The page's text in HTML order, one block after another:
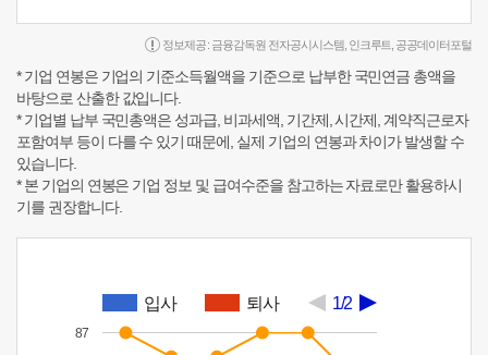
정보제공 : 금융감독원 전자공시시스템, 인크루트 공공데이터포털
* 기업 연봉은 기업의 기준소득월액을 기준으로 납부한 국민연금 총액을
바탕으로 산출한 값입니다.
* 기업별 납부 국민총액은 성과급, 비과세액, 기간제, 시간제, 계약직근로자
포함여부 등이 다를 수 있기 때문에, 실제 기업의 연봉과 차이가 발생할 수
있습니다.
* 본 기업의 연봉은 기업 정보 및 급여수준을 참고하는 자료로만 활용하시
기를 권장합니다.
입사 퇴사 1/2
87